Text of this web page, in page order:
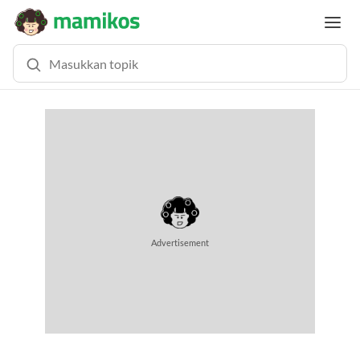
Advertisement